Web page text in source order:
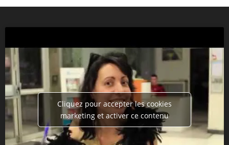
Cliquez pour accepter les cookies
marketing et activer ce contenu